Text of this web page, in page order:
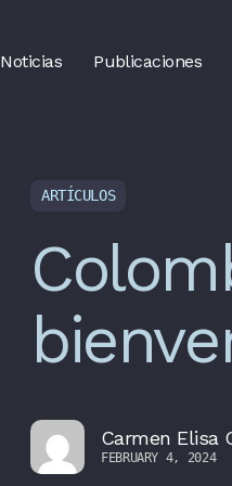
Noticias Publicaciones
ARTÍCULOS
Carmen Elisa
FEBRUARY 4, 2024